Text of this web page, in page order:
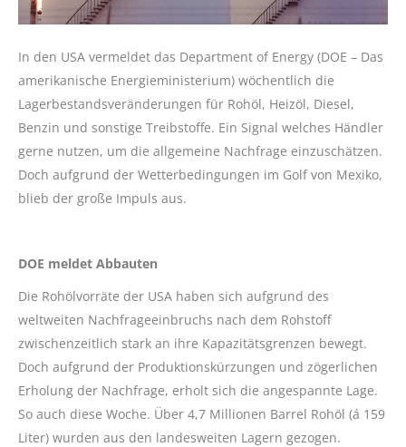
In den USA vermeldet das Department of Energy (DOE – Das
amerikanische Energieministerium) wöchentlich die
Lagerbestandsveränderungen für Rohöl, Heizöl, Diesel,
Benzin und sonstige Treibstoffe. Ein Signal welches Händler
gerne nutzen, um die allgemeine Nachfrage einzuschätzen.
Doch aufgrund der Wetterbedingungen im Golf von Mexiko,
blieb der große Impuls aus.
DOE meldet Abbauten
Die Rohölvorräte der USA haben sich aufgrund des
weltweiten Nachfrageeinbruchs nach dem Rohstoff
zwischenzeitlich stark an ihre Kapazitätsgrenzen bewegt.
Doch aufgrund der Produktionskürzungen und zögerlichen
Erholung der Nachfrage, erholt sich die angespannte Lage.
So auch diese Woche. Über 4,7 Millionen Barrel Rohöl (á 159
Liter) wurden aus den landesweiten Lagern gezogen.